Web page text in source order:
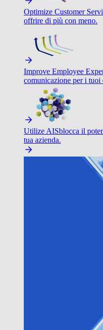
Optimize Customer
offrire di più con meno.
Improve Employee
comunicazione per i tuoi
Utilize AISblocca il
tua azienda.